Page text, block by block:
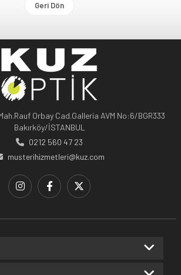
Geri Dön
Orbay Cad.Galleria AVM No:6/BGR333
Bakırköy/İSTANBUL
0212 560 47 23
musterihizmetleri@kuz.com